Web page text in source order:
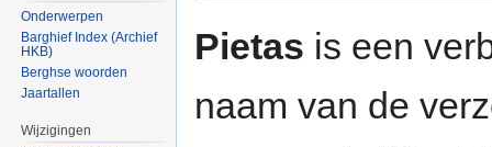
Pietas is een
naam van de
Onderwerpen
Barghief Index (Archief
HKB)
Berghse woorden
Jaartallen
Wijzigingen